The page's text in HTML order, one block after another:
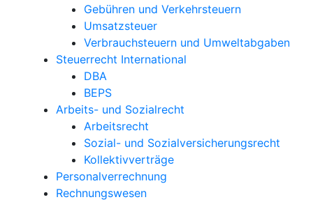
Gebühren und Verkehrsteuern
Umsatzsteuer
Verbrauchsteuern und Umweltabgaben
Steuerrecht International
DBA
BEPS
Arbeits- und Sozialrecht
Arbeitsrecht
Sozial- und Sozialversicherungsrecht
Kollektivverträge
Personalverrechnung
Rechnungswesen